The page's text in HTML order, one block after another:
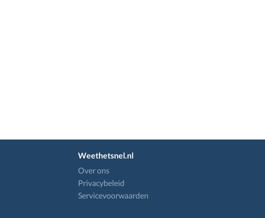
Weethetsnel.nl
Over ons
Privacybeleid
Servicevoorwaarden